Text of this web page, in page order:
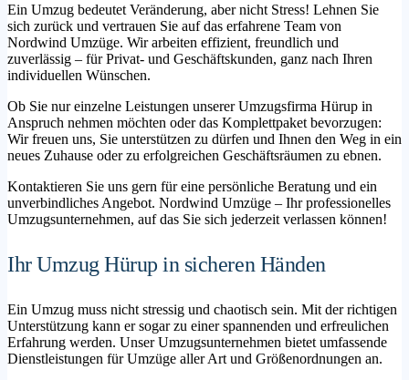
Ein Umzug bedeutet Veränderung, aber nicht Stress! Lehnen Sie
sich zurück und vertrauen Sie auf das erfahrene Team von
Nordwind Umzüge. Wir arbeiten effizient, freundlich und
zuverlässig – für Privat- und Geschäftskunden, ganz nach Ihren
individuellen Wünschen.
Ob Sie nur einzelne Leistungen unserer Umzugsfirma Hürup in
Anspruch nehmen möchten oder das Komplettpaket bevorzugen:
Wir freuen uns, Sie unterstützen zu dürfen und Ihnen den Weg in ein
neues Zuhause oder zu erfolgreichen Geschäftsräumen zu ebnen.
Kontaktieren Sie uns gern für eine persönliche Beratung und ein
unverbindliches Angebot. Nordwind Umzüge – Ihr professionelles
Umzugsunternehmen, auf das Sie sich jederzeit verlassen können!
Ihr Umzug Hürup in sicheren Händen
Ein Umzug muss nicht stressig und chaotisch sein. Mit der richtigen
Unterstützung kann er sogar zu einer spannenden und erfreulichen
Erfahrung werden. Unser Umzugsunternehmen bietet umfassende
Dienstleistungen für Umzüge aller Art und Größenordnungen an.